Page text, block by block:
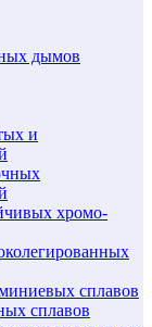
дымов
и
хромо-
сплавов
сплавов